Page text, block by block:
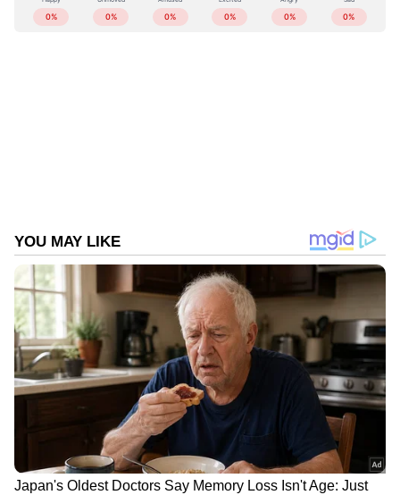
കേരളത്തിലെ എല്ലാLocal Newsഅറിയാൻ
ABOUT THE AUTHOR
WD Web Desk
മരണം തൃശ്ശൂർ
Follow Us